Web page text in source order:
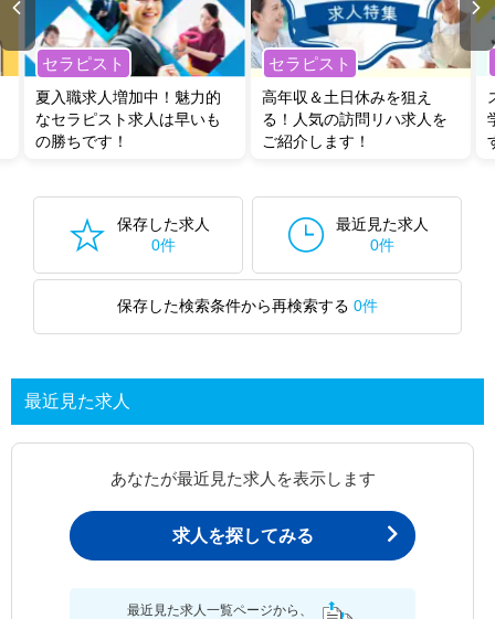
セラピスト
夏入職求人増加中！魅力的
なセラピスト求人は早いも
の勝ちです！
セラピスト
高年収＆土日休みを狙え
る！人気の訪問リハ求人を
ご紹介します！
保存した求人
0件
最近見た求人
0件
保存した検索条件から再検索する 0件
最近見た求人
あなたが最近見た求人を表示します
求人を探してみる
最近見た求人一覧ページから、